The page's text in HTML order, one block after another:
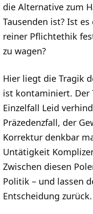
die Alternative zum
Tausenden ist? Ist
reiner Pflichtethik
zu wagen?
Hier liegt die Tragik
ist kontaminiert. Der
Einzelfall Leid
Präzedenzfall, der
Korrektur denkbar
Untätigkeit
Zwischen diesen
Politik – und lassen
Entscheidung zurück.